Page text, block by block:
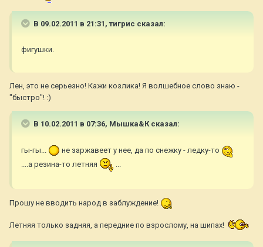
В 09.02.2011 в 21:31, тигрис сказал:
фигушки.
Лен, это не серьезно! Кажи козлика! Я волшебное слово знаю -
"быстро"! :)
В 10.02.2011 в 07:36, Мышка&К сказал:
гы-гы...
не заржавеет у нее, да по снежку - ледку-то
....а резина-то летняя
Прошу не вводить народ в заблуждение!
Летняя только задняя, а передние по взрослому, на шипах!